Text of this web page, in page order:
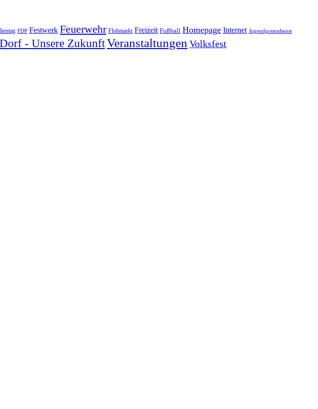
FDP Festwerk Feuerwehr Flohmarkt Freizeit Fußball Homepage Internet Jugendgottesdienst
- Unsere ZukunftVeranstaltungen Volksfest